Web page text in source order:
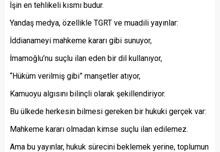
İşin en tehlikeli kısmı budur.
Yandaş medya, özellikle TGRT ve muadili yayınlar:
İddianameyi mahkeme kararı gibi sunuyor,
İmamoğlu’nu suçlu ilan eden bir dil kullanıyor,
“Hüküm verilmiş gibi” manşetler atıyor,
Kamuoyu algısını bilinçli olarak şekillendiriyor.
Bu ülkede herkesin bilmesi gereken bir hukuki gerçek var:
Mahkeme kararı olmadan kimse suçlu ilan edilemez.
Ama bu yayınlar, hukuk sürecini beklemek yerine, toplumun